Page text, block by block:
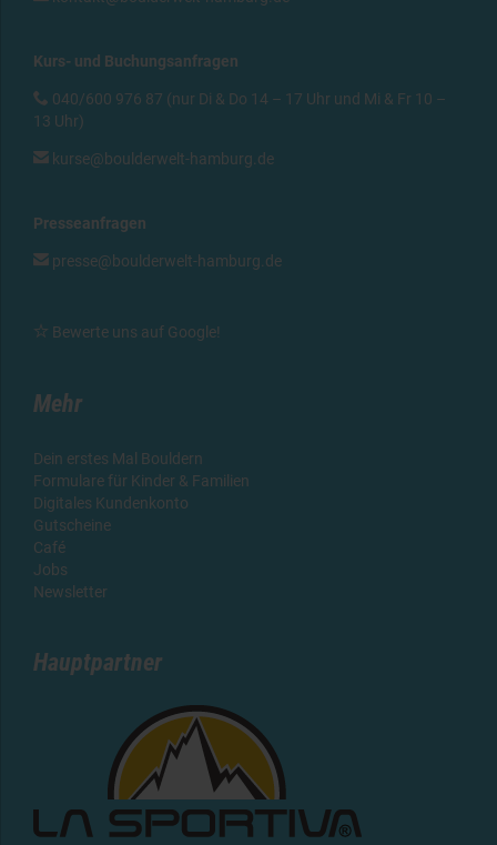
Kurs- und Buchungsanfragen
 040/600 976 87 (nur Di & Do 14 – 17 Uhr und Mi & Fr 10 –
13 Uhr)
 kurse@boulderwelt-hamburg.de
Presseanfragen
 presse@boulderwelt-hamburg.de
 Bewerte uns auf Google!
Mehr
Dein erstes Mal Bouldern
Formulare für Kinder & Familien
Digitales Kundenkonto
Gutscheine
Café
Jobs
Newsletter
Hauptpartner